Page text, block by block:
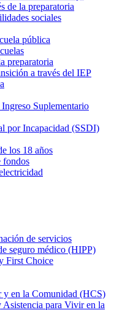
de la preparatoria
sociales
pública
preparatoria
a través del IEP
Suplementario
por Incapacidad (SSDI)
los 18 años
fondos
de servicios
seguro médico (HIPP)
First Choice
y en la Comunidad (HCS)
para Vivir en la